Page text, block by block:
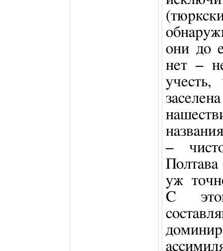
они до
нет –
–
уж
С